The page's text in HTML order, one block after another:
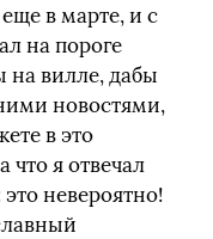
в марте, и с
на пороге
на вилле, дабы
новостями,
в это
что я отвечал
невероятно!